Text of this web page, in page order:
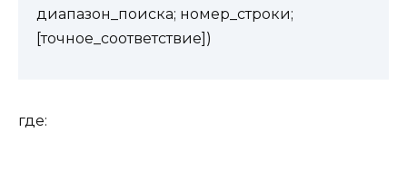
диапазон_поиска; номер_строки;
[точное_соответствие])
где: